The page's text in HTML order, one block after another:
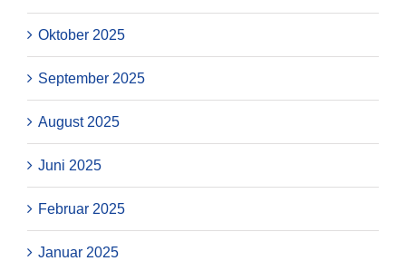
Oktober 2025
September 2025
August 2025
Juni 2025
Februar 2025
Januar 2025